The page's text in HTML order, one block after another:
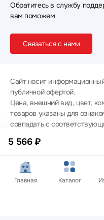
5 566 ₽
Обратитесь в службу
вам поможем
Связаться с нами
Сайт носит
публичной офертой.
Цена, внешний вид, цвет,
товаров указаны для
совпадать с
товаров - уточняйте
оформлении заказа.
Политика
© 2012 —
Главная Каталог